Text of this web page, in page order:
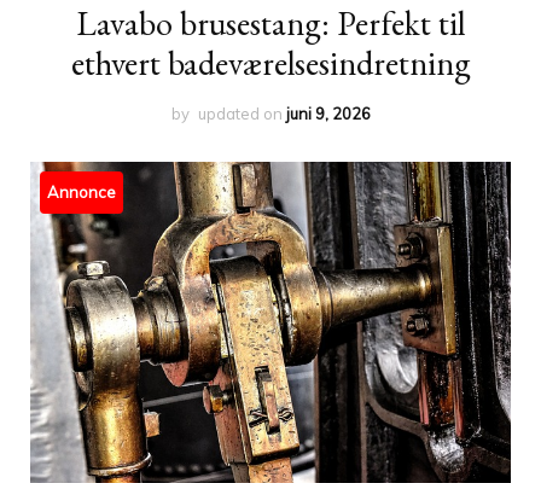
Lavabo brusestang: Perfekt til
ethvert badeværelsesindretning
by updated on juni 9, 2026
Annonce